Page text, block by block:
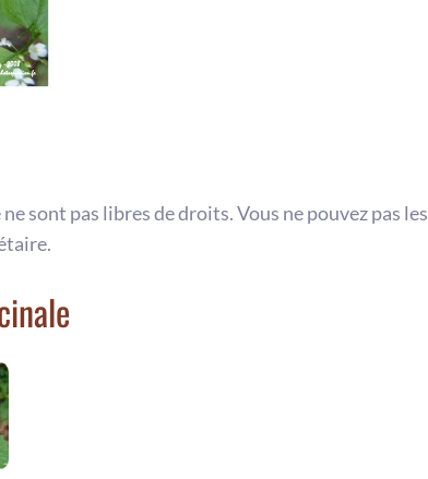
sont pas libres de droits. Vous ne pouvez pas les